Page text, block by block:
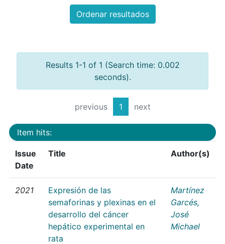
Ordenar resultados
Results 1-1 of 1 (Search time: 0.002
seconds).
previous 1 next
Item hits:
Issue
Date
Title Author(s)
2021
Expresión de las
semaforinas y plexinas en el
desarrollo del cáncer
hepático experimental en
rata
Martínez
Garcés,
José
Michael